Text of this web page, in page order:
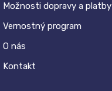
Možnosti dopravy a platby
Vernostný program
O nás
Kontakt